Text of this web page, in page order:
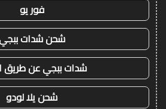
فور يو
شحن شدات
شدات ببجي عن طريق
شحن يلا لودو